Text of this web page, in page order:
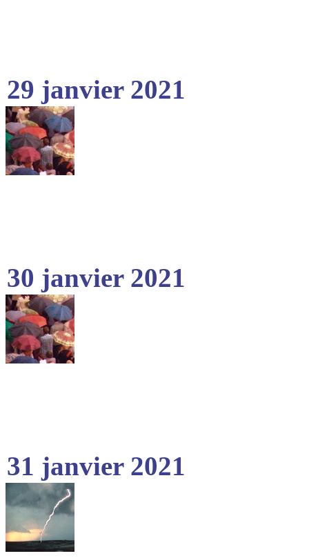
29 janvier 2021
30 janvier 2021
31 janvier 2021